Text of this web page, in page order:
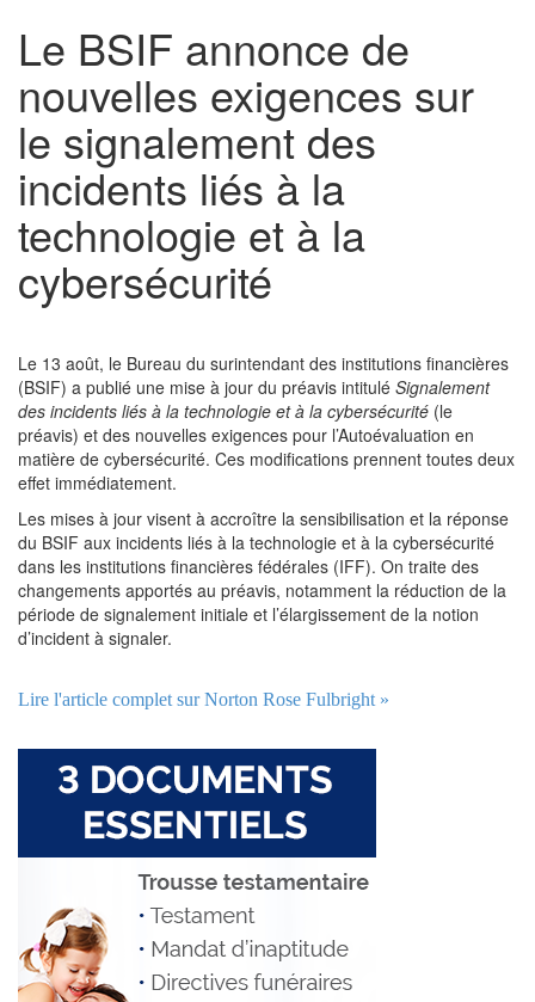
Le BSIF annonce de
nouvelles exigences sur
le signalement des
incidents liés à la
technologie et à la
cybersécurité
Le 13 août, le Bureau du surintendant des institutions financières
(BSIF) a publié une mise à jour du préavis intitulé Signalement
des incidents liés à la technologie et à la cybersécurité (le
préavis) et des nouvelles exigences pour l’Autoévaluation en
matière de cybersécurité. Ces modifications prennent toutes deux
effet immédiatement.
Les mises à jour visent à accroître la sensibilisation et la réponse
du BSIF aux incidents liés à la technologie et à la cybersécurité
dans les institutions financières fédérales (IFF). On traite des
changements apportés au préavis, notamment la réduction de la
période de signalement initiale et l’élargissement de la notion
d’incident à signaler.
Lire l'article complet sur Norton Rose Fulbright »